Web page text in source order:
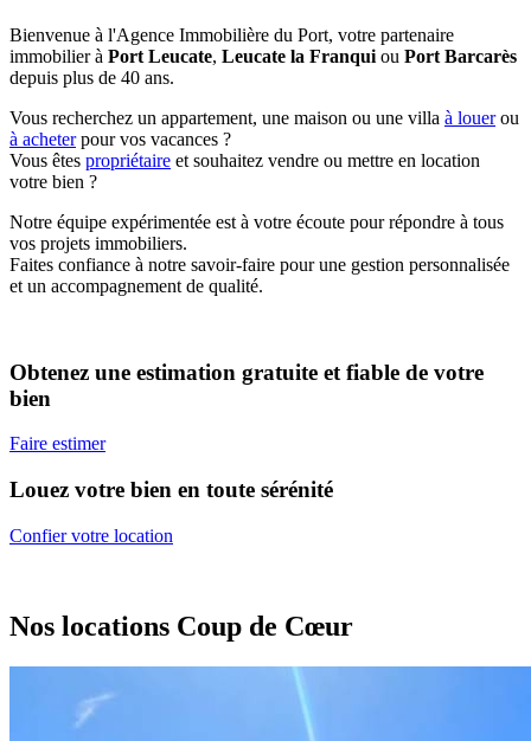
Bienvenue à l'Agence Immobilière du Port, votre partenaire
immobilier à Port Leucate, Leucate la Franqui ou Port Barcarès
depuis plus de 40 ans.
Vous recherchez un appartement, une maison ou une villa à louerou
à acheterpour vos vacances ?
Vous êtes propriétaire et souhaitez vendre ou mettre en location
votre bien ?
Notre équipe expérimentée est à votre écoute pour répondre à tous
vos projets immobiliers.
Faites confiance à notre savoir-faire pour une gestion personnalisée
et un accompagnement de qualité.
Obtenez une estimation gratuite et fiable de votre
bien
Faire estimer
Louez votre bien en toute sérénité
Confier votre location
Nos locations Coup de Cœur